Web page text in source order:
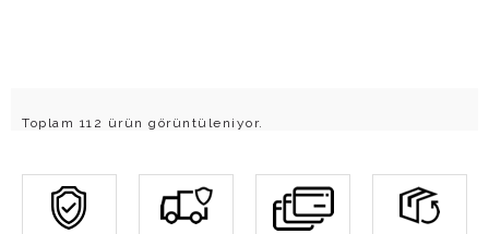
Toplam 112 ürün görüntüleniyor.